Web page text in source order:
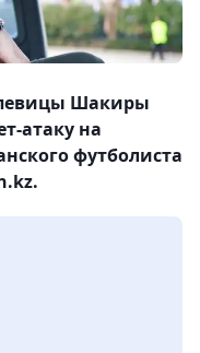
Шакиры
атаку на
футболиста